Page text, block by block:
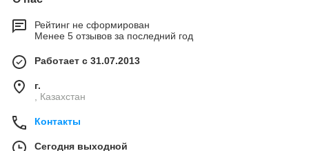
Рейтинг не сформирован
Менее 5 отзывов за последний год
Работает с 31.07.2013
г.
, Казахстан
Контакты
Сегодня выходной